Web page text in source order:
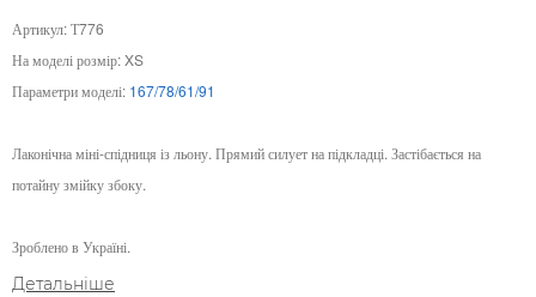
Артикул: Т776
На моделі розмір: XS
Параметри моделі: 167/78/61/91
Лаконічна міні-спідниця із льону. Прямий силует на підкладці. Застібається на
потайну змійку збоку.
Зроблено в Україні.
Детальніше